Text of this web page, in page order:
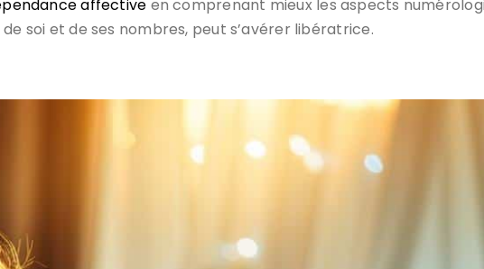
affective en comprenant mieux les aspects
soi et de ses nombres, peut s’avérer libératrice.